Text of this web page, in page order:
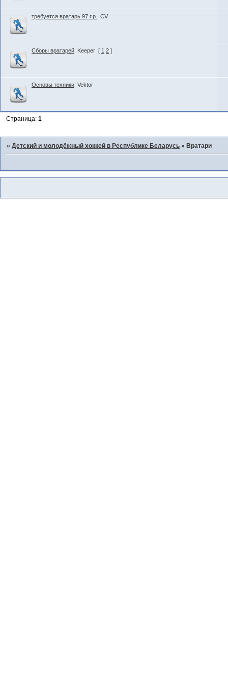
требуется вратарь 97 г.р. CV
Сборы вратарей Keeper [ 1 2 ]
Основы техники Vektor
Страница:1
»Детский и молодёжный хоккей в Республике Беларусь » Вратари